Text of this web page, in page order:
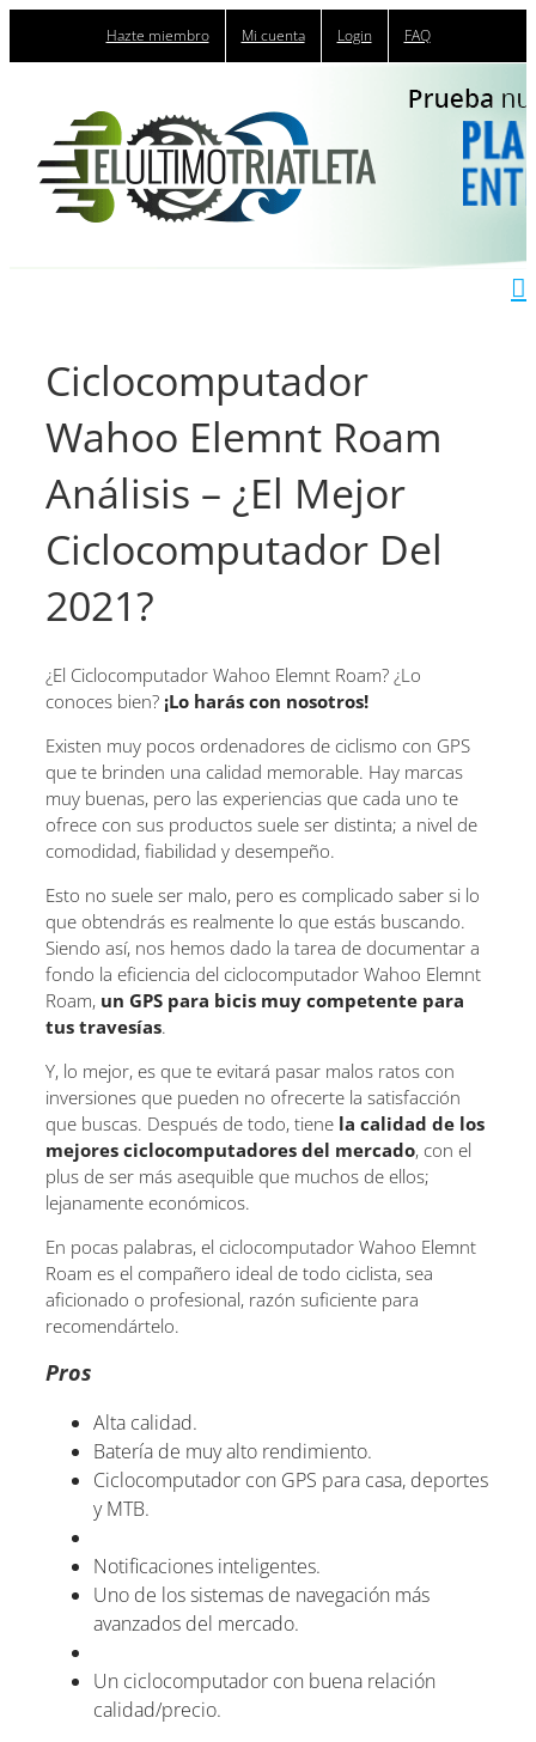
Hazte miembro Mi cuenta Login FAQ
Ciclocomputador
Wahoo Elemnt Roam
Análisis – ¿El Mejor
Ciclocomputador Del
2021?
¿El Ciclocomputador Wahoo Elemnt Roam? ¿Lo
conoces bien? ¡Lo harás con nosotros!
Existen muy pocos ordenadores de ciclismo con GPS
que te brinden una calidad memorable. Hay marcas
muy buenas, pero las experiencias que cada uno te
ofrece con sus productos suele ser distinta; a nivel de
comodidad, fiabilidad y desempeño.
Esto no suele ser malo, pero es complicado saber si lo
que obtendrás es realmente lo que estás buscando.
Siendo así, nos hemos dado la tarea de documentar a
fondo la eficiencia del ciclocomputador Wahoo Elemnt
Roam, un GPS para bicis muy competente para
tus travesías.
Y, lo mejor, es que te evitará pasar malos ratos con
inversiones que pueden no ofrecerte la satisfacción
que buscas. Después de todo, tiene la calidad de los
mejores ciclocomputadores del mercado, con el
plus de ser más asequible que muchos de ellos;
lejanamente económicos.
En pocas palabras, el ciclocomputador Wahoo Elemnt
Roam es el compañero ideal de todo ciclista, sea
aficionado o profesional, razón suficiente para
recomendártelo.
Pros
Alta calidad.
Batería de muy alto rendimiento.
Ciclocomputador con GPS para casa, deportes
y MTB.
Notificaciones inteligentes.
Uno de los sistemas de navegación más
avanzados del mercado.
Un ciclocomputador con buena relación
calidad/precio.